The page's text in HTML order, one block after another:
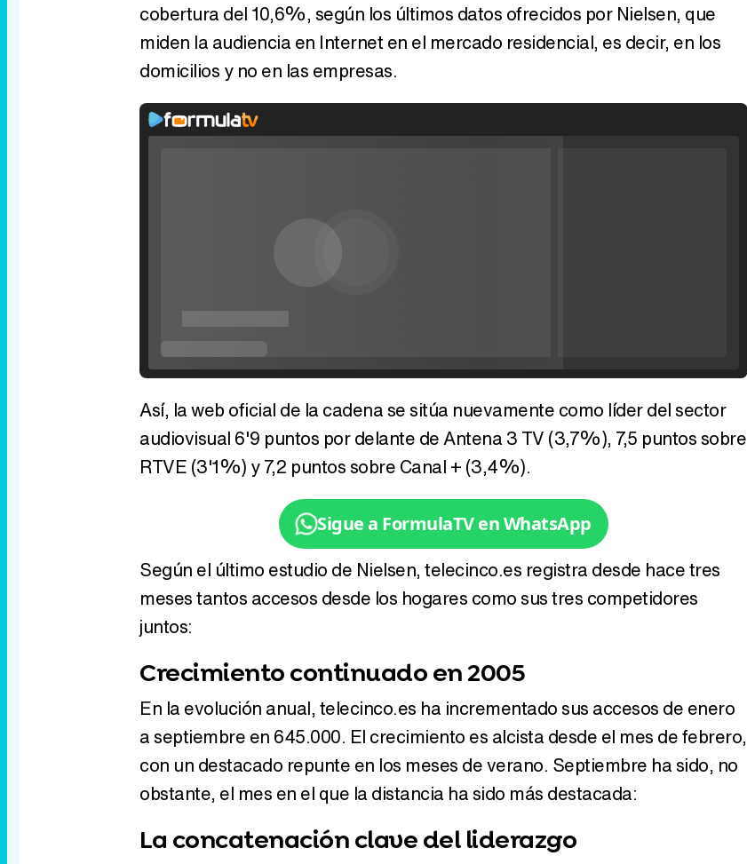
cobertura del 10,6%, según los últimos datos ofrecidos por Nielsen, que
miden la audiencia en Internet en el mercado residencial, es decir, en los
domicilios y no en las empresas.
Tráiler de '33 días', la nueva serie de Atresplayer con Julián Villagrán y José Manuel Poga
Canción ganadora de Eurovisión 2026: DARA con "Bangaranga" por Bulgaria
Así, la web oficial de la cadena se sitúa nuevamente como líder del sector
audiovisual 6'9 puntos por delante de Antena 3 TV (3,7%), 7,5 puntos sobre
RTVE (3'1%) y 7,2 puntos sobre Canal + (3,4%).
Sigue a FormulaTV en WhatsApp
Según el último estudio de Nielsen, telecinco.es registra desde hace tres
meses tantos accesos desde los hogares como sus tres competidores
juntos:
Crecimiento continuado en 2005
En la evolución anual, telecinco.es ha incrementado sus accesos de enero
a septiembre en 645.000. El crecimiento es alcista desde el mes de febrero,
con un destacado repunte en los meses de verano. Septiembre ha sido, no
obstante, el mes en el que la distancia ha sido más destacada:
La concatenación clave del liderazgo